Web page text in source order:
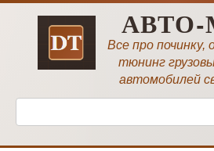
Перейти
Все про починку,
тюнинг
автомобилей
Поиск: